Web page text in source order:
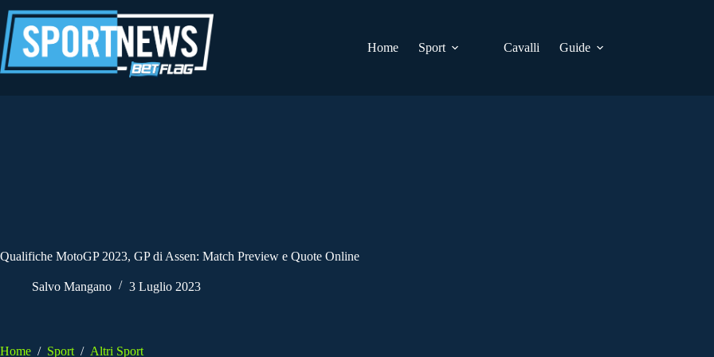
al
contenuto
Home
Sport Cavalli Guide
Qualifiche MotoGP 2023, GP di Assen: Match Preview e Quote Online
Salvo Mangano 3 Luglio 2023
Home / Sport / Altri Sport